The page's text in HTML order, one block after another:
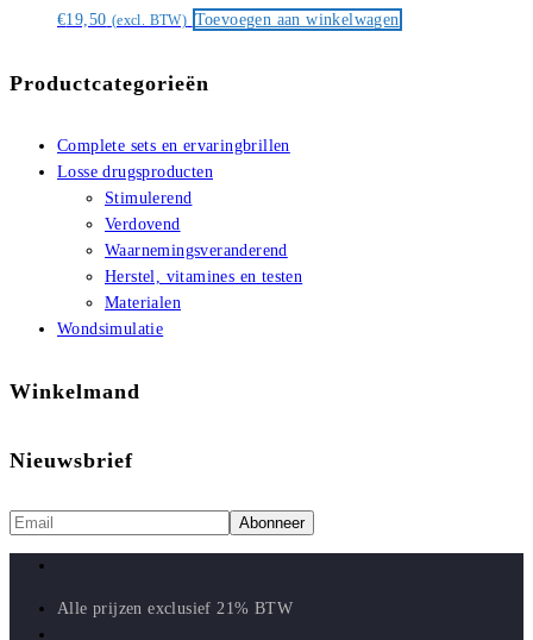
€19,50 (excl. BTW) Toevoegen aan winkelwagen
Productcategorieën
Complete sets en ervaringbrillen
Losse drugsproducten
Stimulerend
Verdovend
Waarnemingsveranderend
Herstel, vitamines en testen
Materialen
Wondsimulatie
Winkelmand
Nieuwsbrief
Alle prijzen exclusief 21% BTW